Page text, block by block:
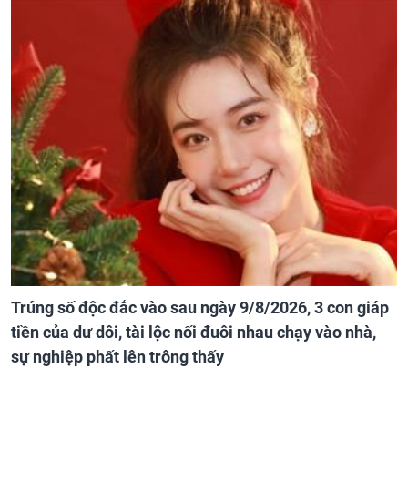
Trúng số độc đắc vào sau ngày 9/8/2026, 3 con giáp
tiền của dư dôi, tài lộc nối đuôi nhau chạy vào nhà,
sự nghiệp phất lên trông thấy